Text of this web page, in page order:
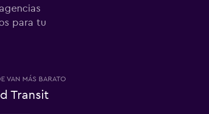
para tu
VAN MÁS BARATO
Transit